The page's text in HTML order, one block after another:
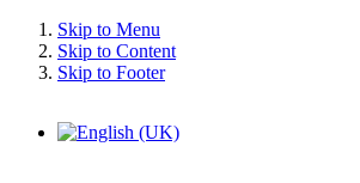
Skip to Menu
Skip to Content
Skip to Footer